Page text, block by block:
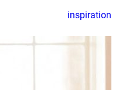
inspiration